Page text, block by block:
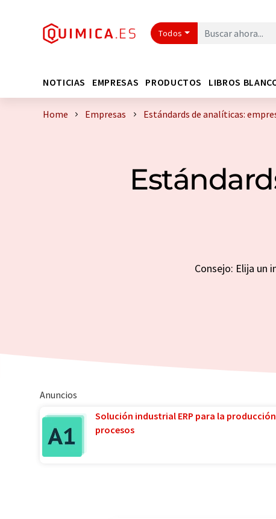
Todos
NOTICIAS EMPRESAS PRODUCTOS LIBROS
Home Empresas Estándards de analíticas:
Consejo: Elija un
Anuncios
Solución industrial ERP para la
procesos